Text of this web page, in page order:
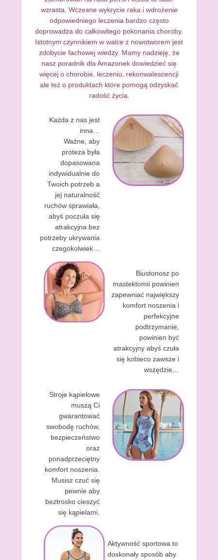
wzrasta. Wczesne wykrycie raka i wdrożenie
odpowiedniego leczenia bardzo często
doprowadza do całkowitego pokonania choroby.
Istotnym czynnikiem w walce z nowotworem jest
zdobycie fachowej wiedzy. Mamy nadzieję, że
nasz poradnik dla Amazonek dowiedzieć się
więcej o chorobie, leczeniu, rekonwalescencji
ale też o produktach które pomogą odzyskać
radość życia.
Każda z nas jest
inna…
Ważne, aby
proteza była
dopasowana
indywidualnie do
Twoich potrzeb a
jej naturalność
ruchów sprawiała,
abyś poczuła się
atrakcyjna bez
potrzeby ukrywania
czegokolwiek…
Biustonosz po
mastektomii powinien
zapewniać największy
komfort noszenia i
perfekcyjne
podtrzymanie,
powinien być
atrakcyjny abyś czuła
się kobieco zawsze i
wszędzie…
Stroje kąpielowe
muszą Ci
gwarantować
swobodę ruchów,
bezpieczeństwo
oraz
ponadprzeciętny
komfort noszenia.
Musisz czuć się
pewnie aby
beztrosko cieszyć
się kąpielami.
Aktywność sportowa to
doskonały sposób aby